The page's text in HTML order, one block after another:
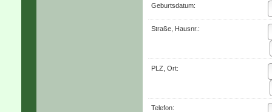
Geburts­datum:
Straße, Hausnr.:
PLZ, Ort:
Telefon: